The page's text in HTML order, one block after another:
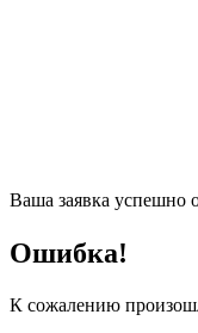
Ваша заявка успешно
Ошибка!
К сожалению